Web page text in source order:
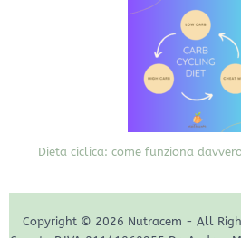
Dieta ciclica: come funziona
Copyright © 2026 Nutracem - All